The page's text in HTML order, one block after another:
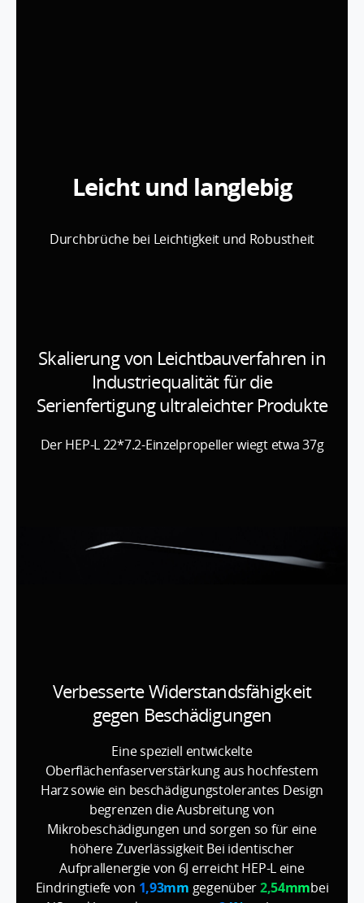
Leicht und langlebig
Durchbrüche bei Leichtigkeit und Robustheit
Skalierung von Leichtbauverfahren in
Industriequalität für die
Serienfertigung ultraleichter Produkte
Der HEP-L 22*7.2-Einzelpropeller wiegt etwa 37g
Verbesserte Widerstandsfähigkeit
gegen Beschädigungen
Eine speziell entwickelte
Oberflächenfaserverstärkung aus hochfestem
Harz sowie ein beschädigungstolerantes Design
begrenzen die Ausbreitung von
Mikrobeschädigungen und sorgen so für eine
höhere Zuverlässigkeit Bei identischer
Aufprallenergie von 6J erreicht HEP-L eine
Eindringtiefe von 1,93mm gegenüber2,54mmbei